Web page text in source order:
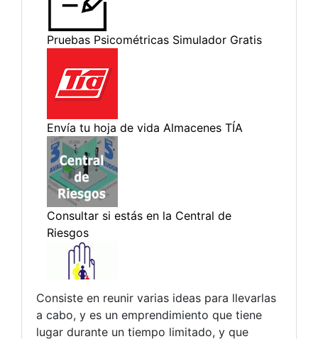
Consiste en reunir varias ideas para llevarlas
a cabo, y es un emprendimiento que tiene
lugar durante un tiempo limitado, y que